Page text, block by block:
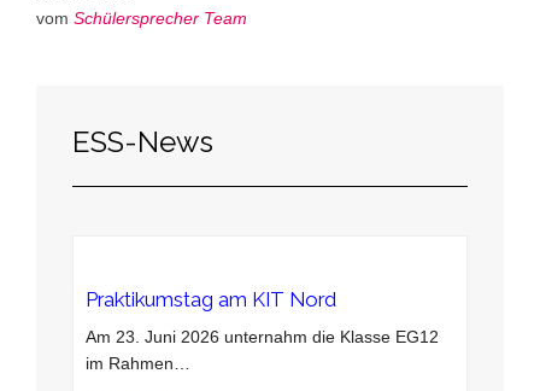
vom Schülersprecher Team
ESS-News
Praktikumstag am KIT Nord
Am 23. Juni 2026 unternahm die Klasse EG12
im Rahmen